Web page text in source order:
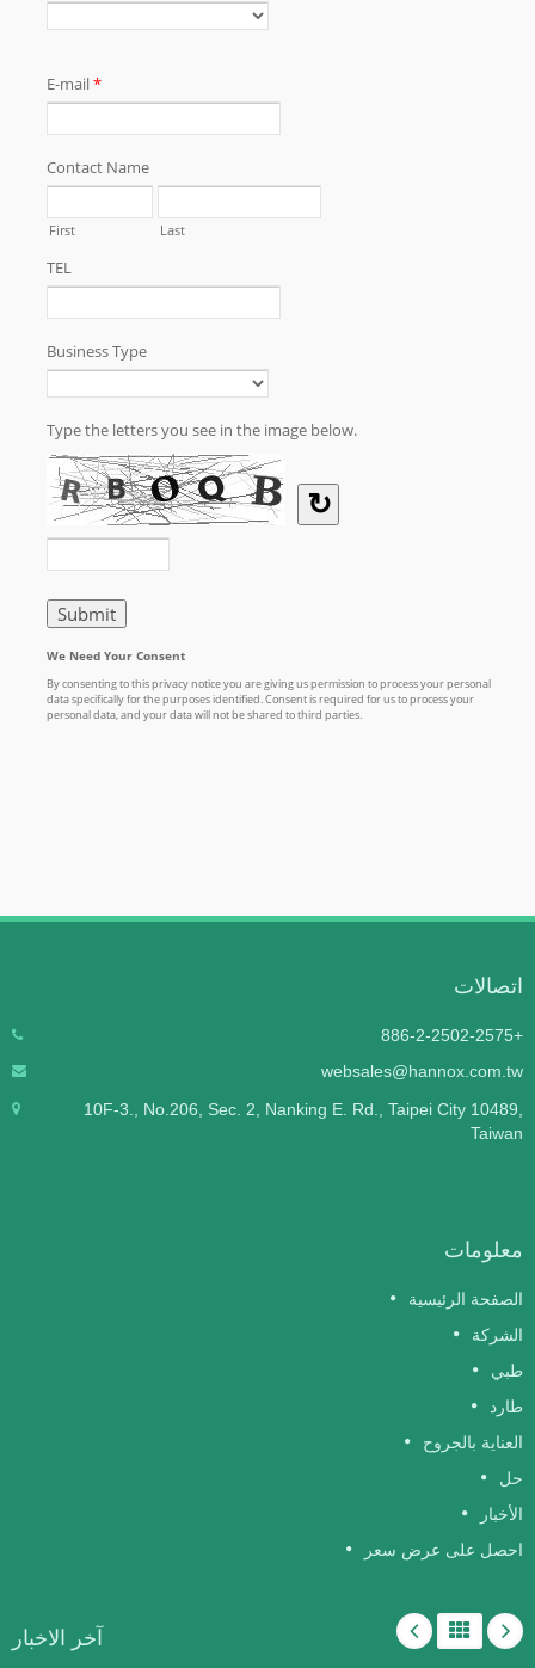
اتصالات
+886-2-2502-2575
websales@hannox.com.tw
10F-3., No.206, Sec. 2, Nanking E. Rd., Taipei City 10489,
Taiwan
معلومات
الصفحة الرئيسية
الشركة
طبي
طارد
العناية بالجروح
حل
الأخبار
احصل على عرض سعر
آخر الاخبار